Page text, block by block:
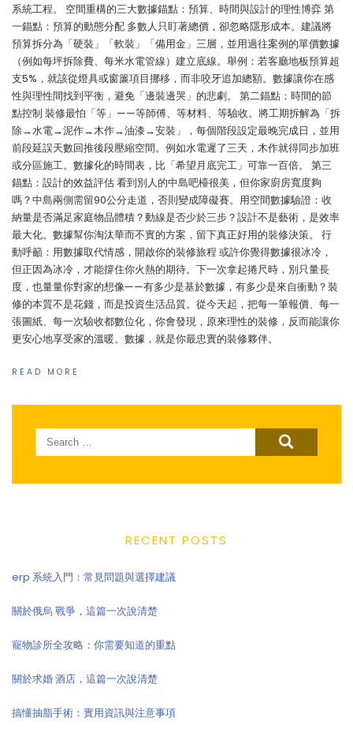
系統工程。 空間重構的三大數據錨點：預算、時間與設計的理性博弈 第
一錨點：預算的動態分配 多數人只盯著總價，卻忽略隱形成本。建議將
預算拆分為「硬裝」「軟裝」「備用金」三層，並用過往案例的單價數據
（例如每坪拆除費、每米水電管線）建立底線。舉例：若客廳地板預算超
支5%，就該從燈具或窗簾項目挪移，而非咬牙追加總額。數據讓你在感
性與理性間找到平衡，避免「邊裝邊哭」的悲劇。 第二錨點：時間的節
點控制 裝修最怕「等」——等師傅、等材料、等驗收。將工期拆解為「拆
除→水電→泥作→木作→油漆→安裝」，每個階段設定最晚完成日，並用
前段延誤天數回推後段壓縮空間。例如水電遲了三天，木作就得同步加班
或分區施工。數據化的時間表，比「希望月底完工」可靠一百倍。 第三
錨點：設計的效益評估 看到別人的中島吧檯很美，但你家廚房寬度夠
嗎？中島兩側需留90公分走道，否則變成障礙賽。用空間數據驗證：收
納量是否滿足家庭物品體積？動線是否少於三步？設計不是藝術，是效率
最大化。數據幫你淘汰華而不實的方案，留下真正好用的裝修決策。 行
動呼籲：用數據取代情感，開啟你的裝修旅程 或許你覺得數據很冰冷，
但正因為冰冷，才能撐住你火熱的期待。下一次拿起捲尺時，別只量長
度，也量量你對家的想像——有多少是基於數據，有多少是來自衝動？裝
修的本質不是花錢，而是投資生活品質。從今天起，把每一筆報價、每一
張圖紙、每一次驗收都數位化，你會發現，原來理性的裝修，反而能讓你
更安心地享受家的溫暖。數據，就是你最忠實的裝修夥伴。
READ MORE
Search
for:
RECENT POSTS
erp 系統入門：常見問題與選擇建議
關於俄烏 戰爭，這篇一次說清楚
寵物診所全攻略：你需要知道的重點
關於求婚 酒店，這篇一次說清楚
搞懂抽脂手術：實用資訊與注意事項